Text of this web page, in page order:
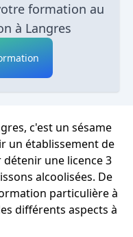
formation au
à Langres
c'est un sésame
un établissement de
une licence 3
alcoolisées. De
particulière à
différents aspects à